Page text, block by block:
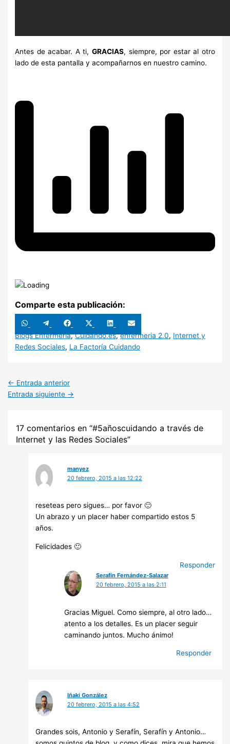
Antes de acabar. A ti, GRACIAS, siempre, por estar al otro
lado de esta pantalla y acompañarnos en nuestro camino.
Comparte esta publicación:
Compartir
en
WhatsApp
Compartir
en
Telegram
Compartir
en
Facebook
Compartir
en
X
(Twitter)
Compartir
en
LinkedIn
Compartir
en
Email
Blogs Enfermería,Cuidando.es,enfermeria 2.0, Internet y
Redes Sociales, La Factoría Cuidando
← Entrada anterior
Entrada siguiente →
17 comentarios en “#5añoscuidando a través de
Internet y las Redes Sociales”
manyez
20 febrero, 2015 a las 12:22
reseteas pero sigues… por favor 🙂
Un abrazo y un placer haber compartido estos 5
años.
Felicidades 🙂
Responder
Serafín Fernández-Salazar
20 febrero, 2015 a las 2:11
Gracias Miguel. Como siempre, al otro lado…
atento a los detalles. Es un placer seguir
caminando juntos. Mucho ánimo!
Responder
Iñaki González
20 febrero, 2015 a las 4:52
Grandes sois, Antonio y Serafín, Serafín y Antonio…